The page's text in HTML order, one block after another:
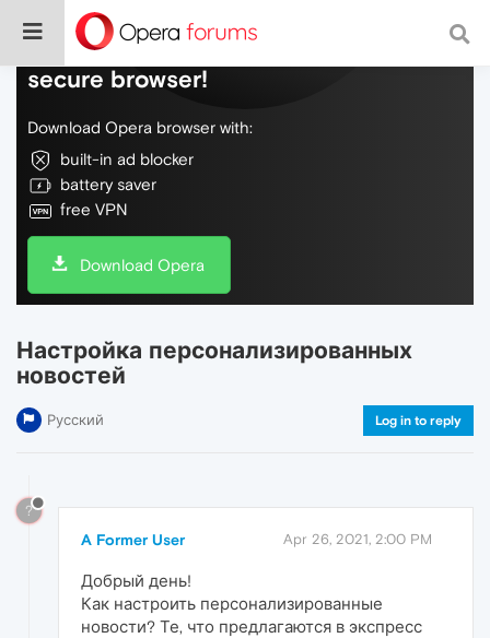
Do more on the web, with a fast and
secure browser!
Download Opera browser with:
built-in ad blocker
battery saver
free VPN
Download Opera
Настройка персонализированных
новостей
Русский Log in to reply
?
A Former User Apr 26, 2021, 2:00 PM
Добрый день!
Как настроить персонализированные
новости? Те, что предлагаются в экспресс